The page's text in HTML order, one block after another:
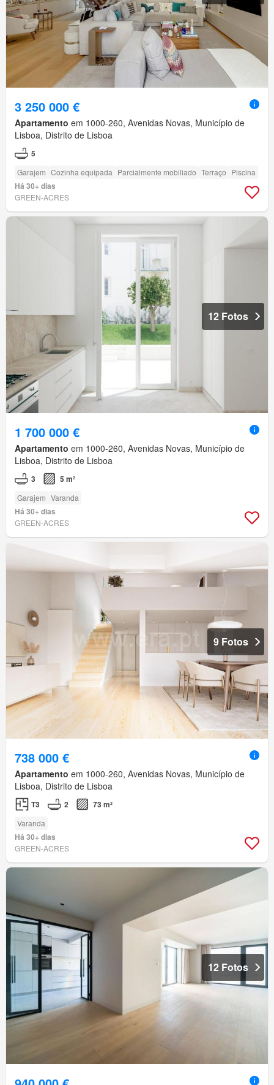
3 250 000 €
Apartamento em 1000-260, Avenidas Novas, Município de
Lisboa, Distrito de Lisboa
5
Garajem Cozinha equipada Parcialmente mobiliado Terraço Piscina
Há 30+ dias
GREEN-ACRES
12 Fotos
1 700 000 €
Apartamento em 1000-260, Avenidas Novas, Município de
Lisboa, Distrito de Lisboa
3 5 m²
Garajem Varanda
Há 30+ dias
GREEN-ACRES
9 Fotos
738 000 €
Apartamento em 1000-260, Avenidas Novas, Município de
Lisboa, Distrito de Lisboa
T3 2 73 m²
Varanda
Há 30+ dias
GREEN-ACRES
12 Fotos